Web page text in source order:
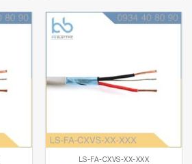
LS-FA-CXVS-XX-XXX